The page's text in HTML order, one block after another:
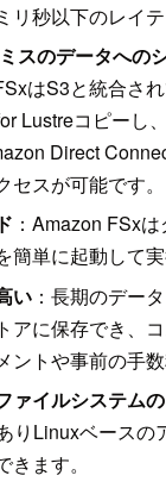
リ秒以下のレイ
スのデータへの
はS3と統合さ
Lustreコピーし
Direct
セスが可能です。
：Amazon FSx
簡単に起動して実
い：長期のデー
アに保存でき、
ントや事前の手数
ァイルシステム
りLinuxベースの
ます。